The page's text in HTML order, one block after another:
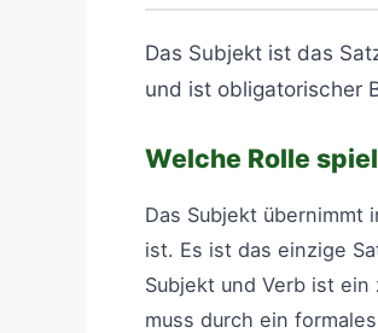
Das Subjekt ist das
und ist obligatorischer
Welche Rolle
Das Subjekt übernimmt
ist. Es ist das einzige
Subjekt und Verb ist
muss durch ein